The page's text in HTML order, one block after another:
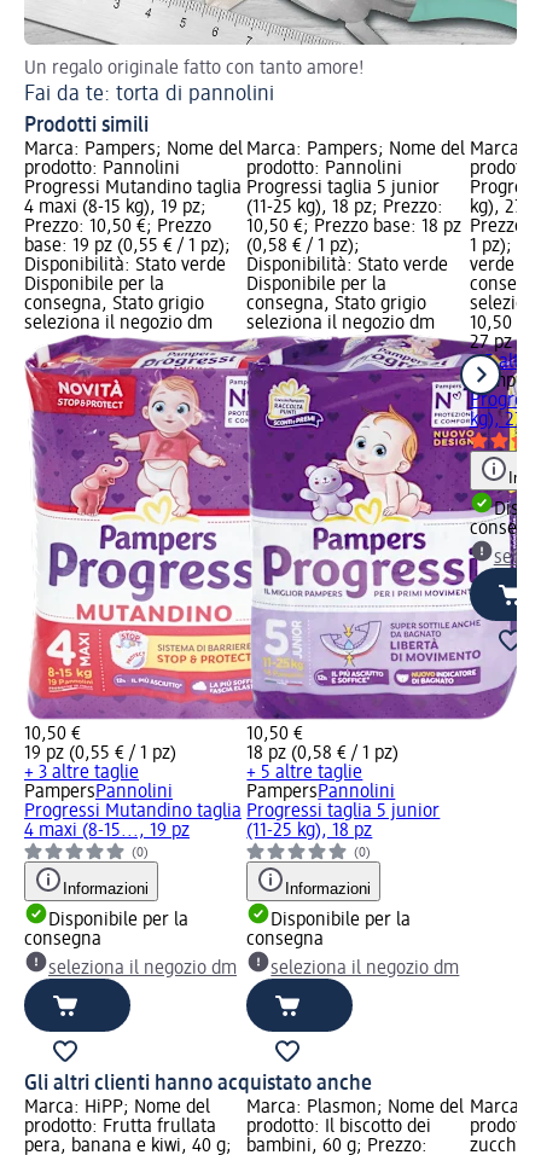
Un regalo originale fatto con tanto amore!
Fai da te: torta di pannolini
Prodotti simili
Marca: Pampers; Nome del
prodotto: Pannolini
Progressi Mutandino taglia
4 maxi (8-15 kg), 19 pz;
Prezzo: 10,50 €; Prezzo
base: 19 pz (0,55 € / 1 pz);
Disponibilità: Stato verde
Disponibile per la
consegna, Stato grigio
seleziona il negozio dm
10,50 €
19 pz (0,55 € / 1 pz)
+ 3 altre taglie
PampersPannolini
Progressi Mutandino taglia
4 maxi (8-15..., 19 pz
(0)
Informazioni
Disponibile per la
consegna
seleziona il negozio dm
Marca: Pampers; Nome del
prodotto: Pannolini
Progressi taglia 5 junior
(11-25 kg), 18 pz; Prezzo:
10,50 €; Prezzo base: 18 pz
(0,58 € / 1 pz);
Disponibilità: Stato verde
Disponibile per la
consegna, Stato grigio
seleziona il negozio dm
10,50 €
18 pz (0,58 € / 1 pz)
+ 5 altre taglie
PampersPannolini
Progressi taglia 5 junior
(11-25 kg), 18 pz
(0)
Informazioni
Disponibile per la
consegna
seleziona il negozio dm
Marca:
kg), 27
Prezzo
1 pz);
verde
10,50 €
27 pz
+ 5 altre
Pampers
kg), 27
Gli altri clienti hanno acquistato anche
Marca: HiPP; Nome del
prodotto: Frutta frullata
pera, banana e kiwi, 40 g;
Marca: Plasmon; Nome del
prodotto: Il biscotto dei
bambini, 60 g; Prezzo:
Marca: